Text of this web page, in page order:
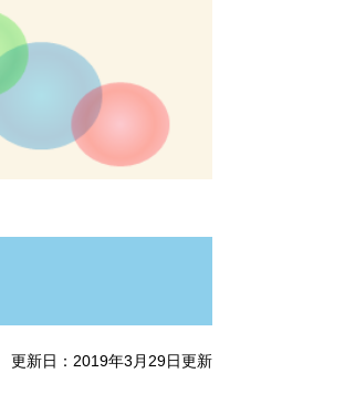
更新日：2019年3月29日更新